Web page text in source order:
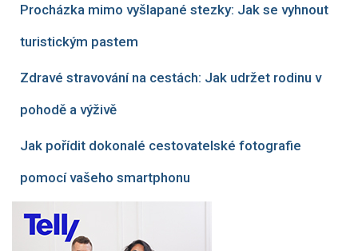
Procházka mimo vyšlapané stezky: Jak se vyhnout
turistickým pastem
Zdravé stravování na cestách: Jak udržet rodinu v
pohodě a výživě
Jak pořídit dokonalé cestovatelské fotografie
pomocí vašeho smartphonu